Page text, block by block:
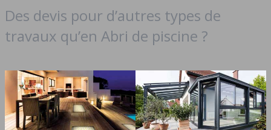
Des devis pour d’autres types de
travaux qu’en Abri de piscine ?